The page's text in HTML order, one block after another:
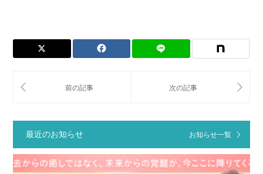
最近のお知らせ お知らせ一覧